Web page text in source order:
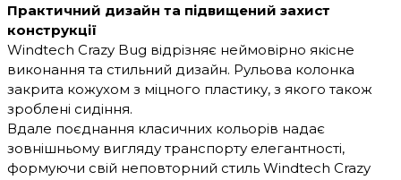
Практичний дизайн та підвищений захист
конструкції
Windtech Crazy Bug відрізняє неймовірно якісне
виконання та стильний дизайн. Рульова колонка
закрита кожухом з міцного пластику, з якого також
зроблені сидіння.
Вдале поєднання класичних кольорів надає
зовнішньому вигляду транспорту елегантності,
формуючи свій неповторний стиль Windtech Crazy